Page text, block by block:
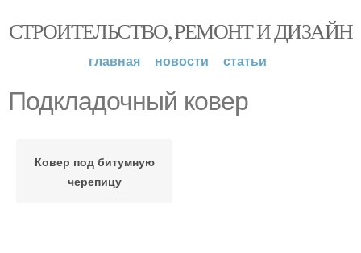
СТРОИТЕЛЬСТВО, РЕМОНТ И ДИЗАЙН
главная новости статьи
Подкладочный ковер
Ковер под битумную
черепицу